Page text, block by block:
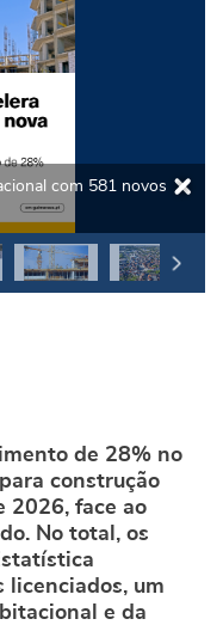
com 581 novos
de 28% no
construção
2026, face ao
No total, os
licenciados, um
e da